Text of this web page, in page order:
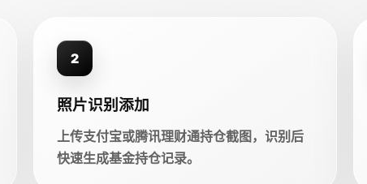
2
照片识别添加
上传支付宝或腾讯理财通持仓截图，识别后
快速生成基金持仓记录。